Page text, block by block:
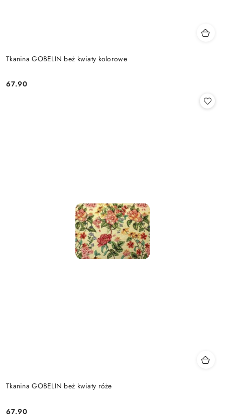
Tkanina GOBELIN beż kwiaty kolorowe
Cena:
67.90
Tkanina GOBELIN beż kwiaty róże
67.90